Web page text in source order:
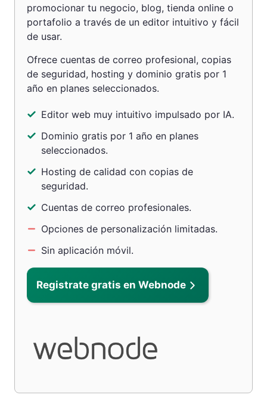
promocionar tu negocio, blog, tienda online o
portafolio a través de un editor intuitivo y fácil
de usar.
Ofrece cuentas de correo profesional, copias
de seguridad, hosting y dominio gratis por 1
año en planes seleccionados.
Editor web muy intuitivo impulsado por IA.
Dominio gratis por 1 año en planes
seleccionados.
Hosting de calidad con copias de
seguridad.
Cuentas de correo profesionales.
Opciones de personalización limitadas.
Sin aplicación móvil.
Registrate gratis en Webnode